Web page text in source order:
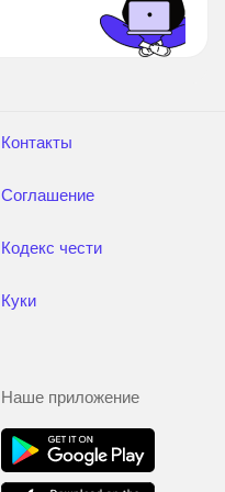
Контакты
Соглашение
Кодекс чести
Куки
Наше приложение